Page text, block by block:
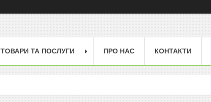
ТОВАРИ ТА ПОСЛУГИ ПРО НАС КОНТАКТИ